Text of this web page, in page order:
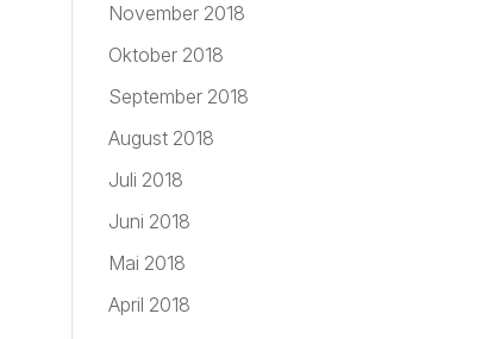
November 2018
Oktober 2018
September 2018
August 2018
Juli 2018
Juni 2018
Mai 2018
April 2018